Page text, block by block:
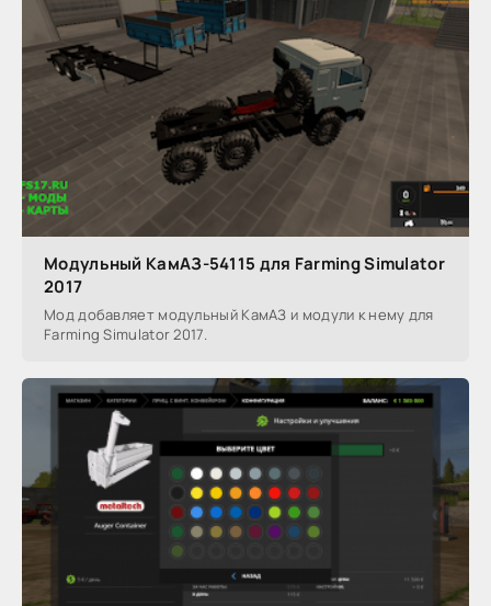
Модульный КамАЗ-54115 для Farming Simulator
2017
Мод добавляет модульный КамАЗ и модули к нему для
Farming Simulator 2017.